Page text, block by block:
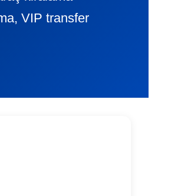
VIP transfer